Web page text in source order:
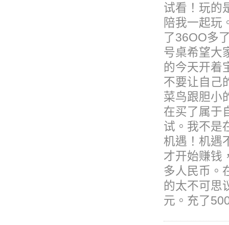
试看！玩的
陪我一起玩
了36OO多
号桌希望大
的今天开着
不要让自己
菜鸟跟胆小
在买了属于
试。我不是
机遇！机遇
才开始赚钱
多人民币。
的太不可思
元。充了